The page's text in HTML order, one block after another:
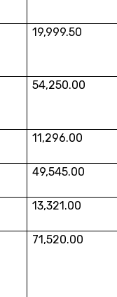
19,999.50
54,250.00
11,296.00
49,545.00
13,321.00
71,520.00